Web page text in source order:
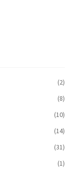
(2)
(8)
(10)
(14)
(31)
(1)